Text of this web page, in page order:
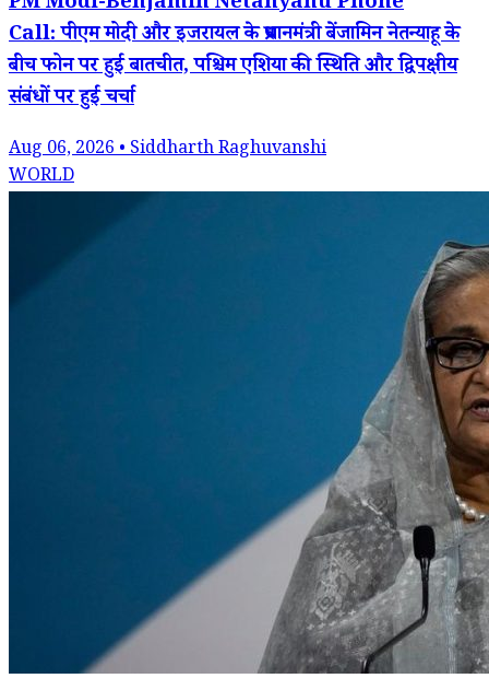
Call: पीएम मोदी और इजरायल के प्रधानमंत्री बेंजामिन नेतन्याहू के
बीच फोन पर हुई बातचीत, पश्चिम एशिया की स्थिति और द्विपक्षीय
संबंधों पर हुई चर्चा
Aug 06, 2026 • Siddharth Raghuvanshi
WORLD